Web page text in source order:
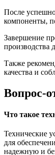
После
компоненты,
Завершение
производства
Также
качества и
Вопрос-
Что такое
Технические
для
надежную и